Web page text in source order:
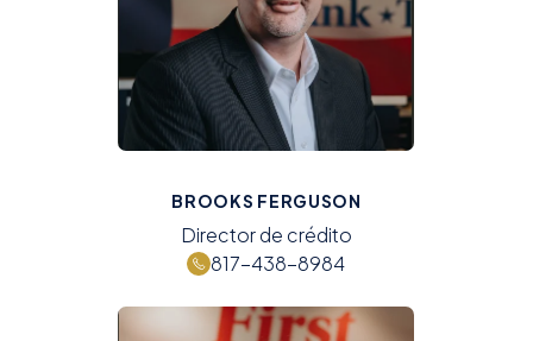
BROOKS FERGUSON
Director de crédito
817-438-8984